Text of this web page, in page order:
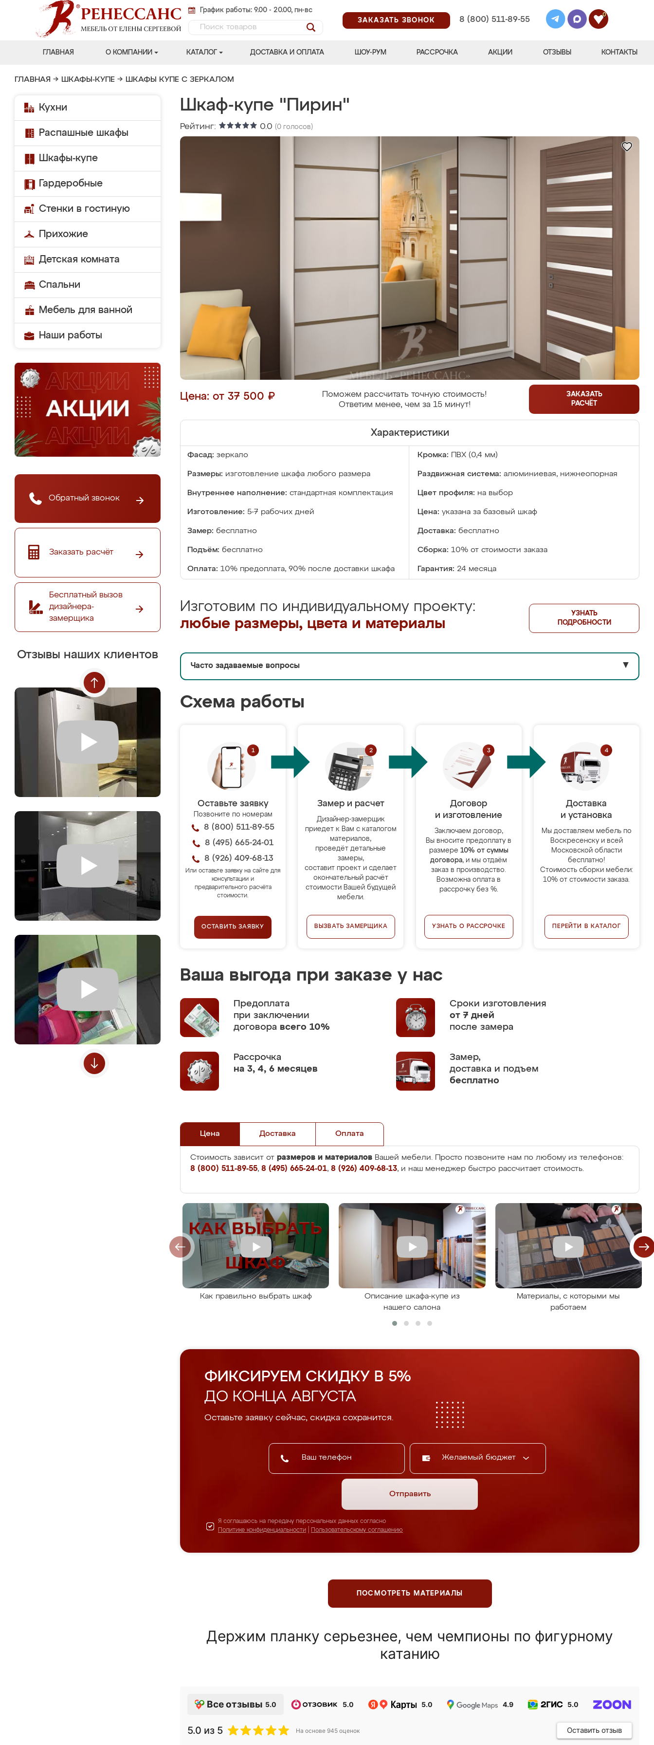
График работы: 9.00 - 20.00, пн-вс
ЗАКАЗАТЬ ЗВОНОК
8 (800) 511-89-55
0
ГЛАВНАЯ О КОМПАНИИ КАТАЛОГ ДОСТАВКА И ОПЛАТА ШОУ-РУМ РАССРОЧКА АКЦИИ ОТЗЫВЫ КОНТАКТЫ
ГЛАВНАЯ → ШКАФЫ-КУПЕ → ШКАФЫ КУПЕ С ЗЕРКАЛОМ
Кухни
Распашные шкафы
Шкафы-купе
Гардеробные
Стенки в гостиную
Прихожие
Детская комната
Спальни
Мебель для ванной
Наши работы
Обратный звонок
Заказать расчёт
Бесплатный вызов
дизайнера-
замерщика
Отзывы наших клиентов
Шкаф-купе "Пирин"
Рейтинг: 0.0 (0 голосов)
Цена: от 37 500 ₽
Поможем рассчитать точную стоимость!
Ответим менее, чем за 15 минут!
ЗАКАЗАТЬ
РАСЧЁТ
Характеристики
Фасад: зеркало Кромка: ПВХ (0,4 мм)
Размеры: изготовление шкафа любого размера Раздвижная система: алюминиевая, нижнеопорная
Внутреннее наполнение: стандартная комплектация Цвет профиля: на выбор
Изготовление: 5-7 рабочих дней Цена: указана за базовый шкаф
Замер: бесплатно Доставка: бесплатно
Подъём: бесплатно Сборка: 10% от стоимости заказа
Оплата: 10% предоплата, 90% после доставки шкафа Гарантия: 24 месяца
Изготовим по индивидуальному проекту:
любые размеры, цвета и материалы
УЗНАТЬ
ПОДРОБНОСТИ
Часто задаваемые вопросы ▼
Схема работы
Оставьте заявку
Позвоните по номерам
8 (800) 511-89-55
8 (495) 665-24-01
8 (926) 409-68-13
Или оставьте заявку на сайте для
консультации и
предварительного расчёта
стоимости.
ОСТАВИТЬ ЗАЯВКУ
Замер и расчет
Дизайнер-замерщик
приедет к Вам с каталогом
материалов,
проведёт детальные
замеры,
составит проект и сделает
окончательный расчёт
стоимости Вашей будущей
мебели.
ВЫЗВАТЬ ЗАМЕРЩИКА
Договор
и изготовление
Заключаем договор,
Вы вносите предоплату в
размере 10% от суммы
договора, и мы отдаём
заказ в производство.
Возможна оплата в
рассрочку без %.
УЗНАТЬ О РАССРОЧКЕ
Доставка
и установка
Мы доставляем мебель по
Воскресенску и всей
Московской области
бесплатно!
Стоимость сборки мебели:
10% от стоимости заказа.
ПЕРЕЙТИ В КАТАЛОГ
Ваша выгода при заказе у нас
Предоплата
при заключении
договора всего 10%
Сроки изготовления
от 7 дней
после замера
Рассрочка
на 3, 4, 6 месяцев
Замер,
доставка и подъем
бесплатно
Цена Доставка Оплата
Стоимость зависит от размеров и материалов Вашей мебели. Просто позвоните нам по любому из телефонов:
8 (800) 511-89-55, 8 (495) 665-24-01, 8 (926) 409-68-13, и наш менеджер быстро рассчитает стоимость.
Как правильно выбрать шкаф
Описание шкафа-купе из
нашего салона
Материалы, с которыми мы
работаем
ФИКСИРУЕМ СКИДКУ В 5%
ДО КОНЦА АВГУСТА
Оставьте заявку сейчас, скидка сохранится.
Желаемый бюджет
Отправить
Я соглашаюсь на передачу персональных данных согласно
Политике конфиденциальности
Пользовательскому соглашению
ПОСМОТРЕТЬ МАТЕРИАЛЫ
Держим планку серьезнее, чем чемпионы по фигурному
катанию
Все отзывы 5.0 5.0 5.0 4.9 5.0
5.0 из 5 На основе 945 оценок Оставить отзыв